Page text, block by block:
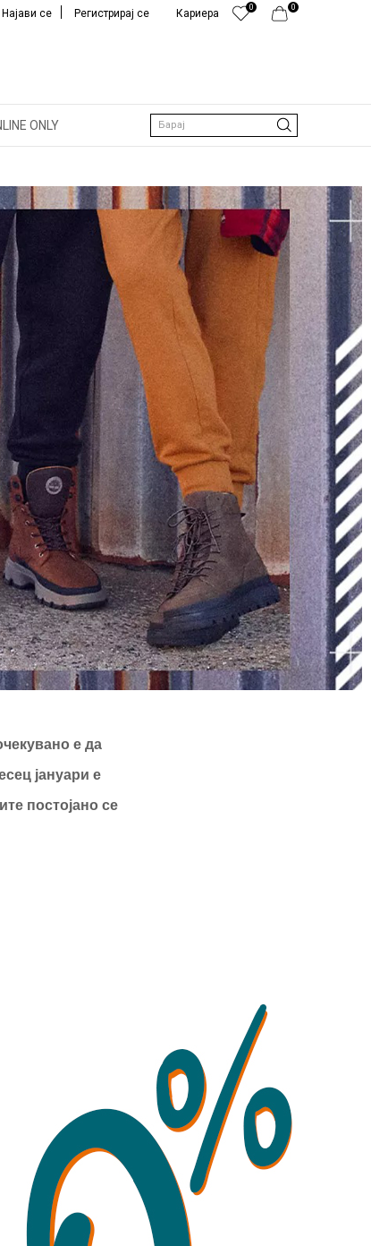
0
0
Кариера
Најави се Регистрирај се
ONLY Барај
е да
јануари е
постојано се